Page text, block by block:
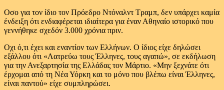
Οσο για τον ίδιο τον Πρόεδρο Ντόναλντ Τραμπ, δεν υπάρχει καμία
ένδειξη ότι ενδιαφέρεται ιδιαίτερα για έναν Αθηναίο ιστορικό που
γεννήθηκε σχεδόν 3.000 χρόνια πριν.
Οχι ό,τι έχει και εναντίον των Ελλήνων. Ο ίδιος είχε δηλώσει
εξάλλου ότι «Λατρεύω τους Έλληνες, τους αγαπώ», σε εκδήλωση
για την Ανεξαρτησία της Ελλάδας τον Μάρτιο. «Μην ξεχνάτε ότι
έρχομαι από τη Νέα Υόρκη και το μόνο που βλέπω είναι Έλληνες,
είναι παντού» είχε συμπληρώσει.